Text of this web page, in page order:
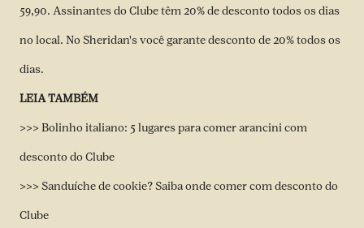
59,90. Assinantes do Clube têm 20% de desconto todos os dias
no local. No Sheridan's você garante desconto de 20% todos os
dias.
LEIA TAMBÉM
>>> Bolinho italiano: 5 lugares para comer arancini com
desconto do Clube
>>> Sanduíche de cookie? Saiba onde comer com desconto do
Clube